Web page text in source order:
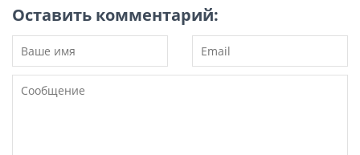
Оставить комментарий: